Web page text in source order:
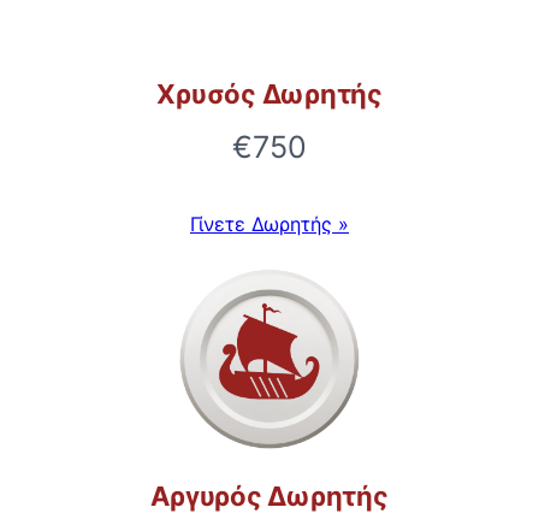
Χρυσός Δωρητής
€750
Γίνετε Δωρητής »
Αργυρός Δωρητής